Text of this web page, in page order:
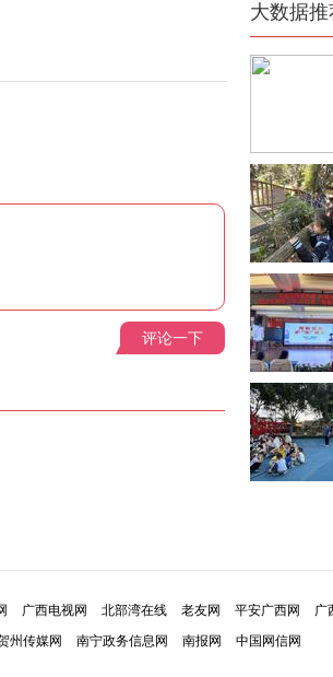
评论一下
大数据推
广西电视网 北部湾在线 老友网 平安广西网 广
州传媒网 南宁政务信息网 南报网 中国网信网